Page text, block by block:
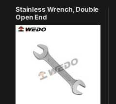
Stainless Wrench, Double
Open End